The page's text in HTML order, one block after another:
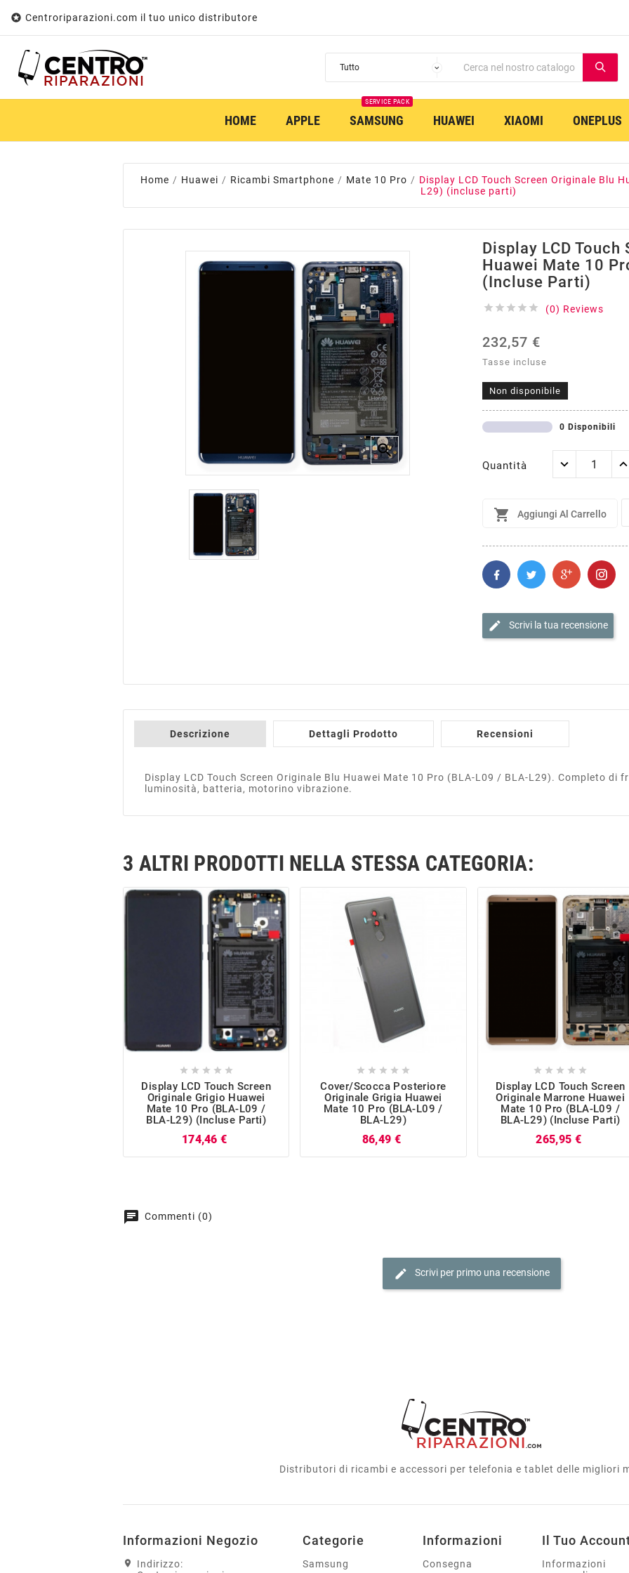
 Centroriparazioni.com il tuo unico distributore
HOME APPLE SAMSUNG
SERVICE PACK
HUAWEI XIAOMI ONEPLUS
Home Huawei Ricambi Smartphone Mate 10 Pro
Display LCD Touch Screen Originale Blu
L29) (incluse parti)

Display LCD
Huawei Mate 10
(incluse Parti)
     (0) Reviews
232,57 €
Tasse incluse
Non disponibile
0 Disponibili
Quantità
 Aggiungi Al Carrello
edit Scrivi la tua recensione
Descrizione Dettagli Prodotto Recensioni
Display LCD Touch Screen Originale Blu Huawei Mate 10 Pro (BLA-L09 / BLA-L29). Completo di
luminosità, batteria, motorino vibrazione.
3 ALTRI PRODOTTI NELLA STESSA CATEGORIA:
    
Display LCD Touch Screen
Originale Grigio Huawei
Mate 10 Pro (BLA-L09 /
BLA-L29) (incluse Parti)
174,46 €
    
Cover/Scocca Posteriore
Originale Grigia Huawei
Mate 10 Pro (BLA-L09 /
BLA-L29)
86,49 €
    
Display LCD Touch Screen
Originale Marrone Huawei
Mate 10 Pro (BLA-L09 /
BLA-L29) (incluse Parti)
265,95 €
chat Commenti (0)
edit Scrivi per primo una recensione
Distributori di ricambi e accessori per telefonia e tablet delle migliori
Informazioni Negozio
Indirizzo:
Categorie
Samsung
Informazioni
Consegna
Il Tuo
Informazioni